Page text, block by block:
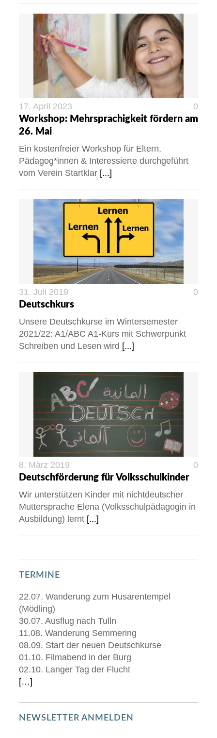
17. April 2023
0
Workshop: Mehrsprachigkeit fördern am
26. Mai
Ein kostenfreier Workshop für Eltern,
Pädagog*innen & Interessierte durchgeführt
vom Verein Startklar [...]
31. Juli 2019
0
Deutschkurs
Unsere Deutschkurse im Wintersemester
2021/22: A1/ABC A1-Kurs mit Schwerpunkt
Schreiben und Lesen wird [...]
8. März 2019
0
Deutschförderung für Volksschulkinder
Wir unterstützen Kinder mit nichtdeutscher
Muttersprache Elena (Volksschulpädagogin in
Ausbildung) lernt [...]
TERMINE
22.07. Wanderung zum Husarentempel
(Mödling)
30.07. Ausflug nach Tulln
11.08. Wanderung Semmering
08.09. Start der neuen Deutschkurse
01.10. Filmabend in der Burg
02.10. Langer Tag der Flucht
[…]
NEWSLETTER ANMELDEN